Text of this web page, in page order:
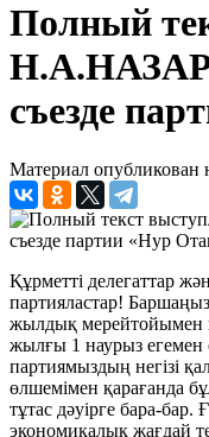
Полный
съезде
Материал
Құрметті делегаттар
партияластар!
жылдық мерейтойымен
жылғы 1 наурыз егемен
партиямыздың негізі
өлшемімен қарағанда
тұтас дәуірге бара-
экономикалық жағдай